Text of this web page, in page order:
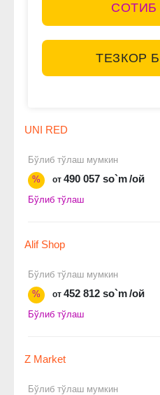
ТЕЗКОР
UNI RED
Бўлиб тўлаш мумкин
%
от 490 057 so`m/ой
Бўлиб тўлаш
Alif Shop
Бўлиб тўлаш мумкин
%
от 452 812 so`m/ой
Бўлиб тўлаш
Z Market
Бўлиб тўлаш мумкин